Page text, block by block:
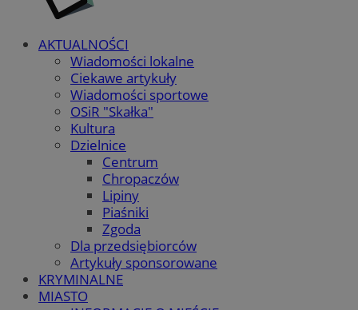
AKTUALNOŚCI
Wiadomości lokalne
Ciekawe artykuły
Wiadomości sportowe
OSiR "Skałka"
Kultura
Dzielnice
Centrum
Chropaczów
Lipiny
Piaśniki
Zgoda
Dla przedsiębiorców
Artykuły sponsorowane
KRYMINALNE
MIASTO